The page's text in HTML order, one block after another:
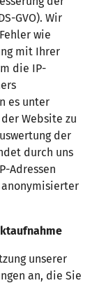
GVO). Wir
wie
mit Ihrer
die IP-
es unter
Website zu
der
durch uns
Adressen
unserer
an, die Sie